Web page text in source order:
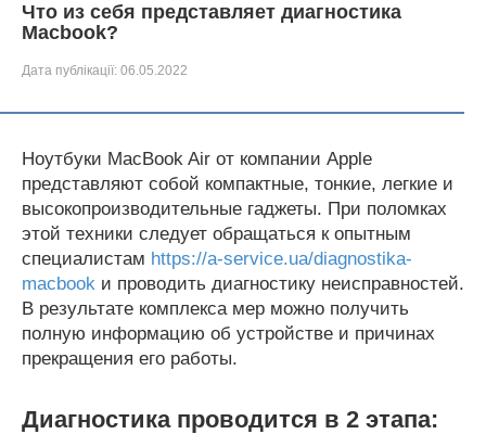
Что из себя представляет диагностика
Macbook?
Дата публікації: 06.05.2022
Ноутбуки MacBook Air от компании Apple
представляют собой компактные, тонкие, легкие и
высокопроизводительные гаджеты. При поломках
этой техники следует обращаться к опытным
специалистам https://a-service.ua/diagnostika-
macbook и проводить диагностику неисправностей.
В результате комплекса мер можно получить
полную информацию об устройстве и причинах
прекращения его работы.
Диагностика проводится в 2 этапа: